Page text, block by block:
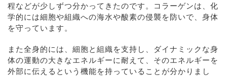
程などが少しずつ分かってきたのです。コラーゲンは、化
学的には細胞や組織への海水や酸素の侵襲を防いで、身体
を守っています。
また全身的には、細胞と組織を支持し、ダイナミックな身
体の運動の大きなエネルギーに耐えて、そのエネルギーを
外部に伝えるという機能を持っていることが分かりまし